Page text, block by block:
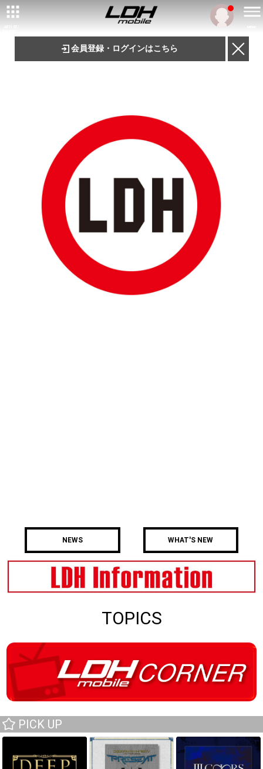
会員登録・ログインはこちら
NEWS WHAT'S NEW
TOPICS
PICK UP